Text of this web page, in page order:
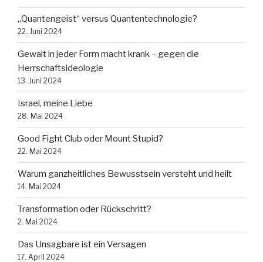
„Quantengeist“ versus Quantentechnologie?
22. Juni 2024
Gewalt in jeder Form macht krank – gegen die
Herrschaftsideologie
13. Juni 2024
Israel, meine Liebe
28. Mai 2024
Good Fight Club oder Mount Stupid?
22. Mai 2024
Warum ganzheitliches Bewusstsein versteht und heilt
14. Mai 2024
Transformation oder Rückschritt?
2. Mai 2024
Das Unsagbare ist ein Versagen
17. April 2024